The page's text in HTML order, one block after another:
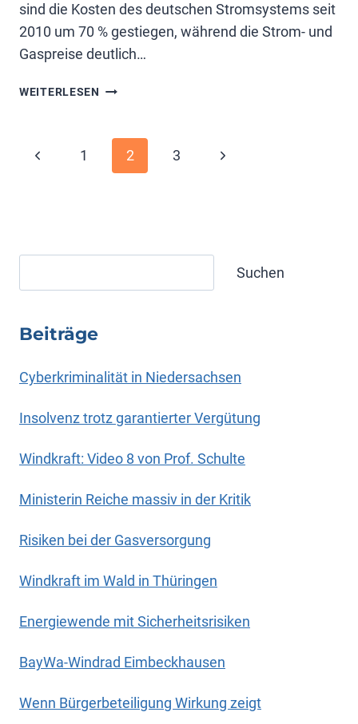
sind die Kosten des deutschen Stromsystems seit
2010 um 70 % gestiegen, während die Strom- und
Gaspreise deutlich…
WEITERLESEN ENERGIEWENDE:
Seitennavigation
Vorherige
1 2 3
Nächste
Suchen
Beiträge
Cyberkriminalität in Niedersachsen
Insolvenz trotz garantierter Vergütung
Windkraft: Video 8 von Prof. Schulte
Ministerin Reiche massiv in der Kritik
Risiken bei der Gasversorgung
Windkraft im Wald in Thüringen
Energiewende mit Sicherheitsrisiken
BayWa-Windrad Eimbeckhausen
Wenn Bürgerbeteiligung Wirkung zeigt